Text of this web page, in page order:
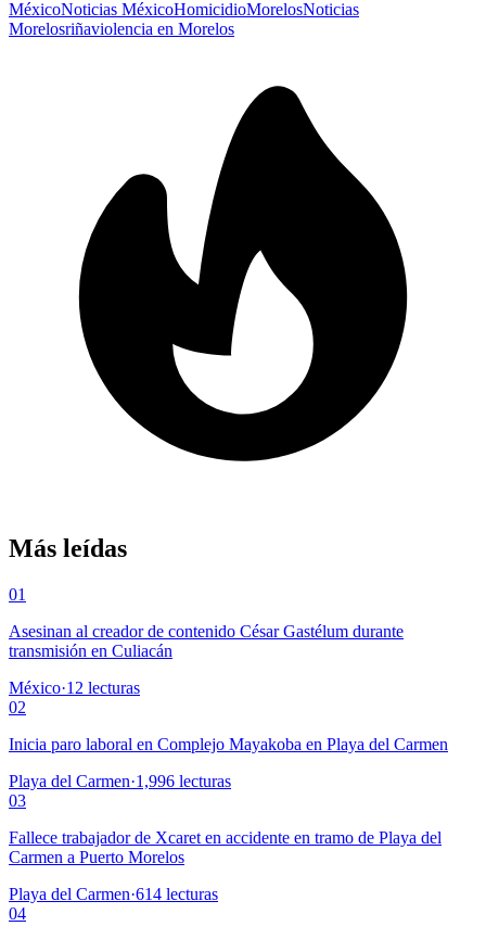
MéxicoNoticias MéxicoHomicidioMorelosNoticias
Morelosriñaviolencia en Morelos
Más leídas
01
Asesinan al creador de contenido César Gastélum durante
transmisión en Culiacán
México·12 lecturas
02
Inicia paro laboral en Complejo Mayakoba en Playa del Carmen
Playa del Carmen·1,996 lecturas
03
Fallece trabajador de Xcaret en accidente en tramo de Playa del
Carmen a Puerto Morelos
Playa del Carmen·614 lecturas
04